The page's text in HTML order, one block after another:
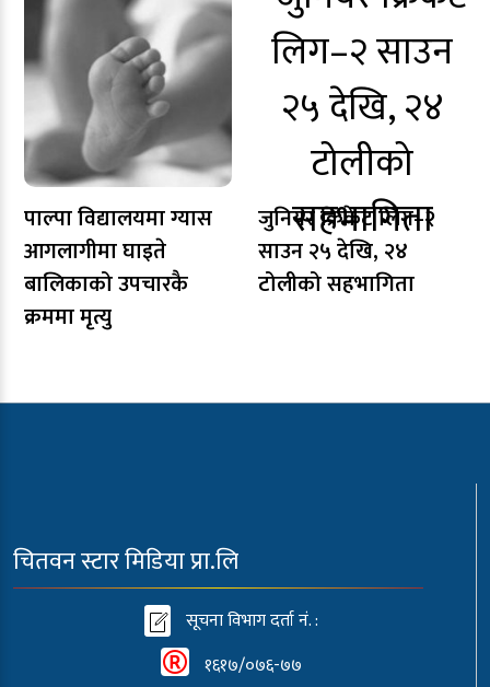
पाल्पा विद्यालयमा ग्यास
आगलागीमा घाइते
बालिकाको उपचारकै
क्रममा मृत्यु
जुनियर क्रिकेट लिग–२
साउन २५ देखि, २४
टोलीको सहभागिता
चितवन स्टार मिडिया प्रा.लि
सूचना विभाग दर्ता नं. :
१६१७/०७६-७७